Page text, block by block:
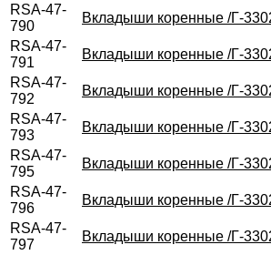
RSA-47-
790
Вкладыши коренные /Г-
RSA-47-
791
Вкладыши коренные /Г-
RSA-47-
792
Вкладыши коренные /Г-
RSA-47-
793
Вкладыши коренные /Г-
RSA-47-
795
Вкладыши коренные /Г-
RSA-47-
796
Вкладыши коренные /Г-
RSA-47-
797
Вкладыши коренные /Г-